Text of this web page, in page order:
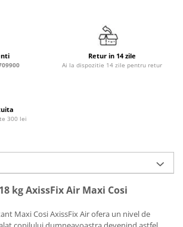
Retur in 14 zile
Ai la dispozitie 14 zile pentru retur
300 lei
kg AxissFix Air Maxi Cosi
Maxi Cosi AxissFix Air ofera un nivel de